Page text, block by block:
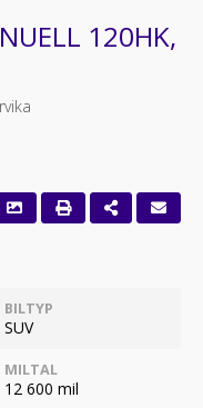
120HK,
BILTYP
SUV
MILTAL
12 600 mil